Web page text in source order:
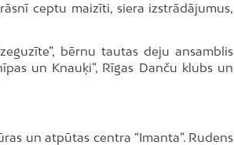
ceptu maizīti, siera izstrādājumus,
bērnu tautas deju ansamblis
un Knauķi”, Rīgas Danču klubs un
un atpūtas centra “Imanta”. Rudens